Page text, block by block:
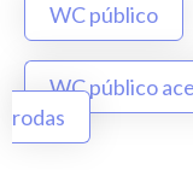
WC público
WC público
rodas